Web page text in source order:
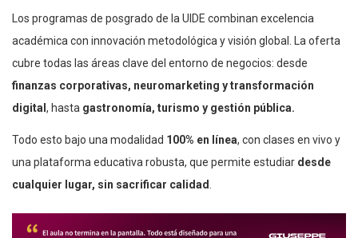
Los programas de posgrado de la UIDE combinan excelencia
académica con innovación metodológica y visión global. La oferta
cubre todas las áreas clave del entorno de negocios: desde
finanzas corporativas, neuromarketing y transformación
digital , hasta gastronomía, turismo y gestión pública.
Todo esto bajo una modalidad 100% en línea, con clases en vivo y
una plataforma educativa robusta, que permite estudiar desde
cualquier lugar, sin sacrificar calidad.